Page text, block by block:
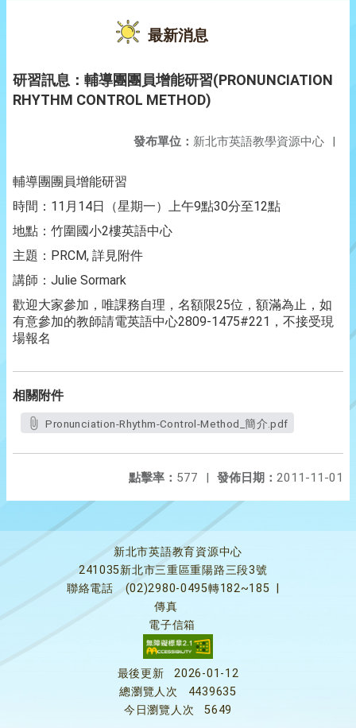
最新消息
研習訊息：輔導團團員增能研習(PRONUNCIATION
RHYTHM CONTROL METHOD)
發布單位： 新北市英語教學資源中心 |
輔導團團員增能研習
時間：11月14日（星期一）上午9點30分至12點
地點：竹圍國小2樓英語中心
主題：PRCM, 詳見附件
講師：Julie Sormark
歡迎大家參加，唯課務自理，名額限25位，額滿為止，如
有意參加的教師請電英語中心2809-1475#221，不接受現
場報名
相關附件
Pronunciation-Rhythm-Control-Method_簡介.pdf
發佈日期： 2011-11-01
點擊率： 577 |
新北市英語教育資源中心
241035新北市三重區重陽路三段3號
聯絡電話
(02)2980-0495轉182~185
傳真
電子信箱
最後更新
2026-01-12
總瀏覽人次
4439635
今日瀏覽人次
5649